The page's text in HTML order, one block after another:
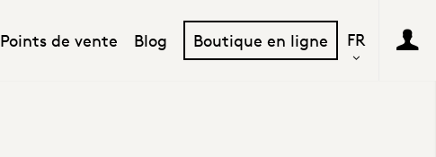
Points de vente Blog Boutique en ligne FR